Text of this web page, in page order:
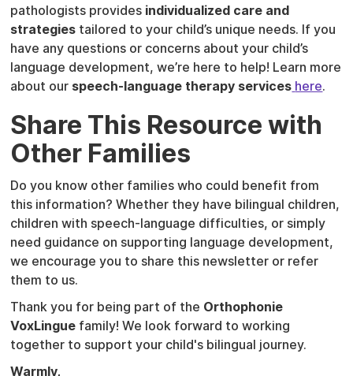
pathologists provides individualized care and
strategies tailored to your child’s unique needs. If you
have any questions or concerns about your child’s
language development, we’re here to help! Learn more
about our speech-language therapy services here.
Share This Resource with
Other Families
Do you know other families who could benefit from
this information? Whether they have bilingual children,
children with speech-language difficulties, or simply
need guidance on supporting language development,
we encourage you to share this newsletter or refer
them to us.
Thank you for being part of the Orthophonie
VoxLingue family! We look forward to working
together to support your child's bilingual journey.
Warmly,